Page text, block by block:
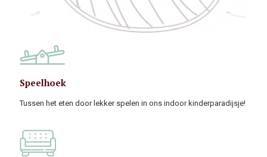
Speelhoek
Tussen het eten door lekker spelen in ons indoor kinderparadijsje!